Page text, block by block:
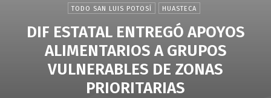
TODO SAN LUIS POTOSÍ HUASTECA
DIF ESTATAL ENTREGÓ APOYOS
ALIMENTARIOS A GRUPOS
VULNERABLES DE ZONAS
PRIORITARIAS